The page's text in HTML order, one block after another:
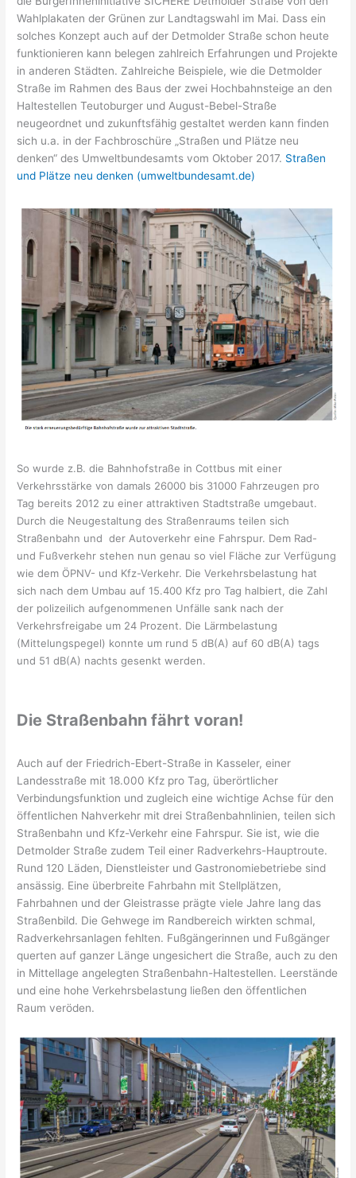
Wahlplakaten der Grünen zur Landtagswahl im Mai. Dass ein
solches Konzept auch auf der Detmolder Straße schon heute
funktionieren kann belegen zahlreich Erfahrungen und Projekte
in anderen Städten. Zahlreiche Beispiele, wie die Detmolder
Straße im Rahmen des Baus der zwei Hochbahnsteige an den
Haltestellen Teutoburger und August-Bebel-Straße
neugeordnet und zukunftsfähig gestaltet werden kann finden
sich u.a. in der Fachbroschüre „Straßen und Plätze neu
denken“ des Umweltbundesamts vom Oktober 2017. Straßen
und Plätze neu denken (umweltbundesamt.de)
So wurde z.B. die Bahnhofstraße in Cottbus mit einer
Verkehrsstärke von damals 26000 bis 31000 Fahrzeugen pro
Tag bereits 2012 zu einer attraktiven Stadtstraße umgebaut.
Durch die Neugestaltung des Straßenraums teilen sich
Straßenbahn und der Autoverkehr eine Fahrspur. Dem Rad-
und Fußverkehr stehen nun genau so viel Fläche zur Verfügung
wie dem ÖPNV- und Kfz-Verkehr. Die Verkehrsbelastung hat
sich nach dem Umbau auf 15.400 Kfz pro Tag halbiert, die Zahl
der polizeilich aufgenommenen Unfälle sank nach der
Verkehrsfreigabe um 24 Prozent. Die Lärmbelastung
(Mittelungspegel) konnte um rund 5 dB(A) auf 60 dB(A) tags
und 51 dB(A) nachts gesenkt werden.
Die Straßenbahn fährt voran!
Auch auf der Friedrich-Ebert-Straße in Kasseler, einer
Landesstraße mit 18.000 Kfz pro Tag, überörtlicher
Verbindungsfunktion und zugleich eine wichtige Achse für den
öffentlichen Nahverkehr mit drei Straßenbahnlinien, teilen sich
Straßenbahn und Kfz-Verkehr eine Fahrspur. Sie ist, wie die
Detmolder Straße zudem Teil einer Radverkehrs-Hauptroute.
Rund 120 Läden, Dienstleister und Gastronomiebetriebe sind
ansässig. Eine überbreite Fahrbahn mit Stellplätzen,
Fahrbahnen und der Gleistrasse prägte viele Jahre lang das
Straßenbild. Die Gehwege im Randbereich wirkten schmal,
Radverkehrsanlagen fehlten. Fußgängerinnen und Fußgänger
querten auf ganzer Länge ungesichert die Straße, auch zu den
in Mittellage angelegten Straßenbahn-Haltestellen. Leerstände
und eine hohe Verkehrsbelastung ließen den öffentlichen
Raum veröden.